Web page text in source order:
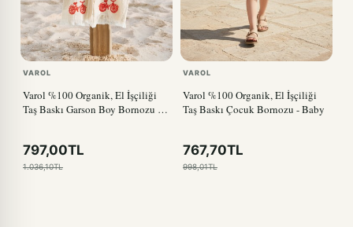
VAROL
Varol %100 Organik, El İşçiliği
Taş Baskı Garson Boy Bornozu -
797,00TL
1.036,10TL
VAROL
Varol %100 Organik, El İşçiliği
Taş Baskı Çocuk Bornozu - Baby
767,70TL
998,01TL